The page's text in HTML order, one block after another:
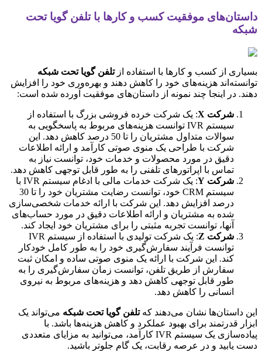
موفقیت کسب و کارها با تلفن گویا تحت
از کسب و کارها با استفاده ازتلفن گویا تحت شبکه
هزینه‌های خود را کاهش دهند و بهره‌وری خود را افزایش
در اینجا چند نمونه از داستان‌های موفقیت آورده شده است:
شرکت X
: یک شرکت خرده فروشی بزرگ با استفاده از
سیستم IVR توانست هزینه‌های مربوط به پاسخگویی به
سوالات متداول مشتریان را تا 50 درصد کاهش دهد. این
شرکت با طراحی یک منوی صوتی کارآمد و ارائه اطلاعات
دقیق در مورد محصولات و خدمات خود، توانست نیاز به
تماس با اپراتورهای تلفنی را به طور قابل توجهی کاهش دهد.
شرکت Y
: یک شرکت خدمات مالی با ادغام سیستم IVR با
سیستم CRM خود، توانست رضایت مشتریان خود را تا 30
درصد افزایش دهد. این شرکت با ارائه خدمات شخصی‌سازی
شده به مشتریان و ارائه اطلاعات دقیق در مورد حساب‌های
آنها، توانست تجربه مثبتی را برای مشتریان خود ایجاد کند.
شرکت Z
: یک شرکت تولیدی با استفاده از سیستم IVR
توانست فرآیند سفارش‌گیری خود را به طور کامل خودکار
کند. این شرکت با ارائه یک منوی صوتی ساده و امکان ثبت
سفارش از طریق تلفن، توانست زمان سفارش‌گیری را به
طور قابل توجهی کاهش دهد و هزینه‌های مربوط به نیروی
انسانی را کاهش دهد.
داستان‌ها نشان می‌دهند کهتلفن گویا تحت شبکهمی‌تواند یک
قدرتمند برای بهبود عملکرد و کاهش هزینه‌ها باشد. با
پیاده‌سازی یک سیستم IVR کارآمد، می‌توانید به مزایای متعددی
یابید و در عرصه رقابت، یک گام جلوتر باشید.